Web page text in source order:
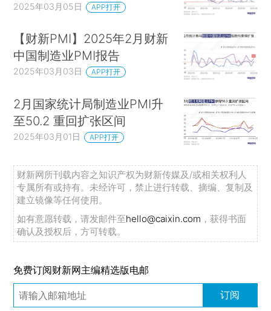
2025年03月05日 APP打开
【财新PMI】2025年2月财新
中国制造业PMI报告
2025年03月03日 APP打开
2月国家统计局制造业PMI升
至50.2 重回扩张区间
2025年03月01日 APP打开
财新网所刊载内容之知识产权为财新传媒及/或相关权利人
专属所有或持有。未经许可，禁止进行转载、摘编、复制及
建立镜像等任何使用。
如有意愿转载，请发邮件至hello@caixin.com ，获得书面
确认及授权后，方可转载。
免费订阅财新网主编精选版电邮
订阅